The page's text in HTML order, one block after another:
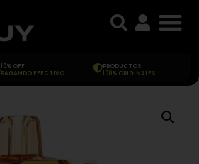
10% OFF
PAGANDO EFECTIVO
PRODUCTOS
100% ORIGINALES